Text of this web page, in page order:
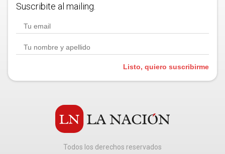
Suscribite al mailing.
Listo, quiero suscribirme
Todos los derechos reservados